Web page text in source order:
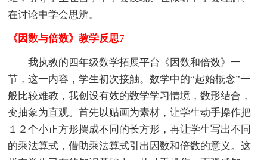
在讨论中学会思辨。
《因数与倍数》教学反思7
我执教的四年级数学拓展平台《因数和倍数》一
节，这一内容，学生初次接触。数学中的“起始概念”一
般比较难教，我创设有效的数学学习情境，数形结合，
变抽象为直观。首先以贴画为素材，让学生动手操作把
１２个小正方形摆成不同的长方形，再让学生写出不同
的乘法算式，借助乘法算式引出因数和倍数的意义。这